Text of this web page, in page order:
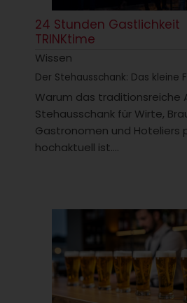
24 Stunden Gastlichkeit
TRINKtime
Wissen
Der Stehausschank: Das kleine
Warum das traditionsreiche
Stehausschank für Wirte,
Gastronomen und Hoteliers
hochaktuell ist....